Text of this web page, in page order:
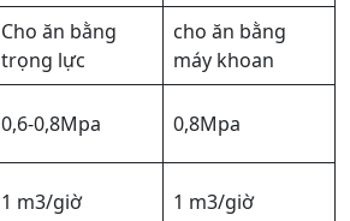
Cho ăn bằng
trọng lực
cho ăn bằng
máy khoan
0,6-0,8Mpa 0,8Mpa
1 m3/giờ 1 m3/giờ